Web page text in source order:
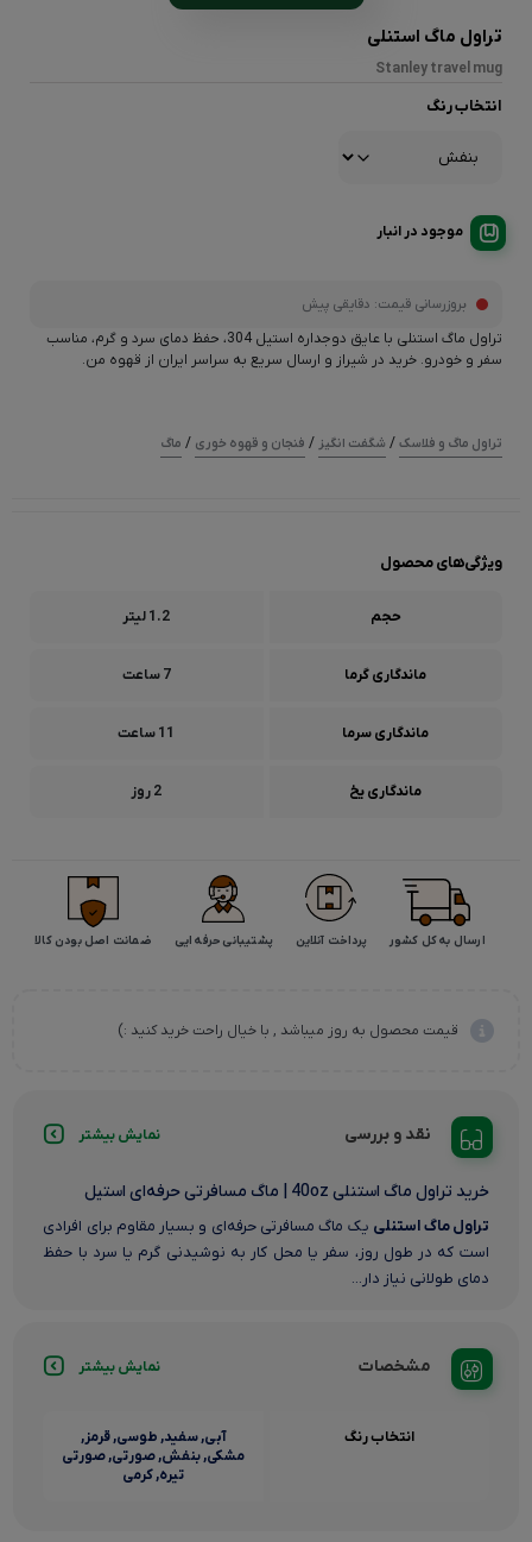
تراول ماگ استنلی
Stanley travel mug
انتخاب رنگ
موجود در انبار
بروزرسانی قیمت: دقایقی پیش
تراول ماگ استنلی با عایق دوجداره استیل 304، حفظ دمای سرد و گرم، مناسب
سفر و خودرو. خرید در شیراز و ارسال سریع به سراسر ایران از قهوه من.
تراول ماگ و فلاسک / شگفت انگیز / فنجان و قهوه خوری / ماگ
ویژگی‌های محصول
حجم 1.2 لیتر
ماندگاری گرما 7 ساعت
ماندگاری سرما 11 ساعت
ماندگاری یخ 2 روز
ارسال به کل کشور پرداخت آنلاین پشتیبانی حرفه ایی ضمانت اصل بودن کالا
قیمت محصول به روز میباشد , با خیال راحت خرید کنید :)
نقد و بررسی نمایش بیشتر
خرید تراول ماگ استنلی 40oz | ماگ مسافرتی حرفه‌ای استیل
تراول ماگ استنلی یک ماگ مسافرتی حرفه‌ای و بسیار مقاوم برای افرادی
است که در طول روز، سفر یا محل کار به نوشیدنی گرم یا سرد با حفظ
دمای طولانی نیاز دار...
مشخصات نمایش بیشتر
انتخاب رنگ
آبی, سفید, طوسی, قرمز,
مشکی, بنفش, صورتی, صورتی
تیره, کرمی